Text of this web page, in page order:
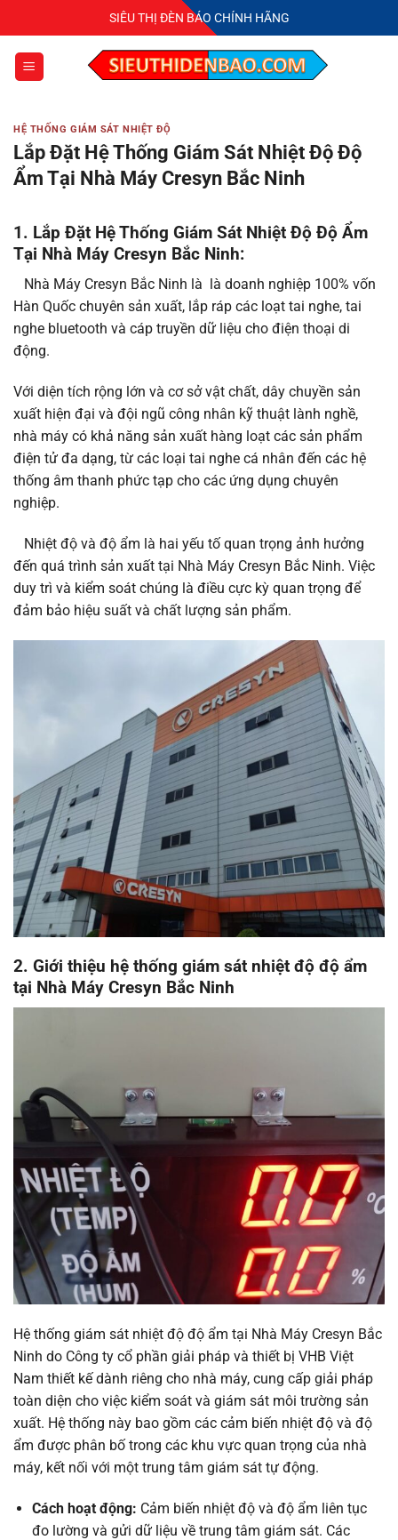
qua
nội
dung
SIÊU THỊ ĐÈN BÁO CHÍNH HÃNG
HỆ THỐNG GIÁM SÁT NHIỆT ĐỘ
Lắp Đặt Hệ Thống Giám Sát Nhiệt Độ Độ
Ẩm Tại Nhà Máy Cresyn Bắc Ninh
1. Lắp Đặt Hệ Thống Giám Sát Nhiệt Độ Độ Ẩm
Tại Nhà Máy Cresyn Bắc Ninh:
Nhà Máy Cresyn Bắc Ninh là là doanh nghiệp 100% vốn
Hàn Quốc chuyên sản xuất, lắp ráp các loạt tai nghe, tai
nghe bluetooth và cáp truyền dữ liệu cho điện thoại di
động.
Với diện tích rộng lớn và cơ sở vật chất, dây chuyền sản
xuất hiện đại và đội ngũ công nhân kỹ thuật lành nghề,
nhà máy có khả năng sản xuất hàng loạt các sản phẩm
điện tử đa dạng, từ các loại tai nghe cá nhân đến các hệ
thống âm thanh phức tạp cho các ứng dụng chuyên
nghiệp.
Nhiệt độ và độ ẩm là hai yếu tố quan trọng ảnh hưởng
đến quá trình sản xuất tại Nhà Máy Cresyn Bắc Ninh. Việc
duy trì và kiểm soát chúng là điều cực kỳ quan trọng để
đảm bảo hiệu suất và chất lượng sản phẩm.
2. Giới thiệu hệ thống giám sát nhiệt độ độ ẩm
tại Nhà Máy Cresyn Bắc Ninh
Hệ thống giám sát nhiệt độ độ ẩm tại Nhà Máy Cresyn Bắc
Ninh do Công ty cổ phần giải pháp và thiết bị VHB Việt
Nam thiết kế dành riêng cho nhà máy, cung cấp giải pháp
toàn diện cho việc kiểm soát và giám sát môi trường sản
xuất. Hệ thống này bao gồm các cảm biến nhiệt độ và độ
ẩm được phân bố trong các khu vực quan trọng của nhà
máy, kết nối với một trung tâm giám sát tự động.
Cách hoạt động: Cảm biến nhiệt độ và độ ẩm liên tục
đo lường và gửi dữ liệu về trung tâm giám sát. Các